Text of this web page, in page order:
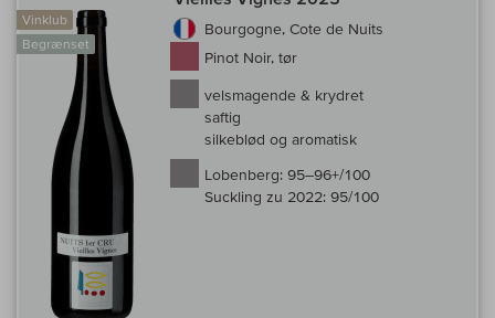
Vinklub
Begrænset
Bourgogne, Cote de Nuits
Pinot Noir, tør
velsmagende & krydret
saftig
silkeblød og aromatisk
Lobenberg: 95–96+/100
Suckling zu 2022: 95/100